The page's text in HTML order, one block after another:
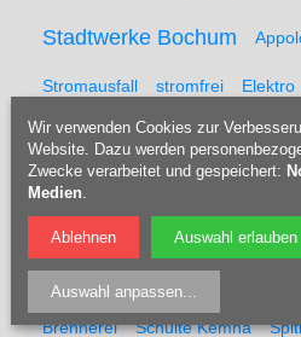
Stadtwerke Bochum
Stromausfall stromfrei Elektro
Holz Die Kassierer Nikolaj
Wolfgang Wendland Wölfi
Mitch Maestro Punk Alkohol
Brennerei Schulte Kemna
Wir verwenden Cookies zur
Website. Dazu werden
Zwecke verarbeitet und gespeichert:
Medien.
Ablehnen Auswahl erlauben
Auswahl anpassen...